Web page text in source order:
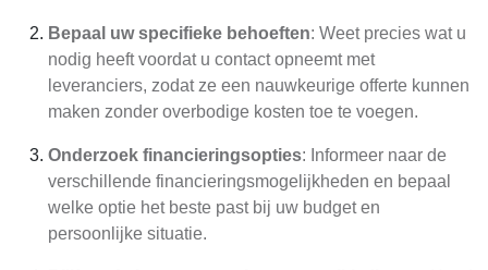
Bepaal uw specifieke behoeften: Weet precies wat u
nodig heeft voordat u contact opneemt met
leveranciers, zodat ze een nauwkeurige offerte kunnen
maken zonder overbodige kosten toe te voegen.
Onderzoek financieringsopties: Informeer naar de
verschillende financieringsmogelijkheden en bepaal
welke optie het beste past bij uw budget en
persoonlijke situatie.